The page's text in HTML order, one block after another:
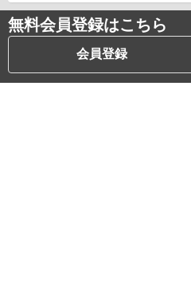
無料会員登録はこちら
会員登録